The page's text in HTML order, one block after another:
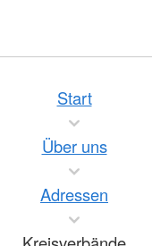
Start
Über uns
Adressen